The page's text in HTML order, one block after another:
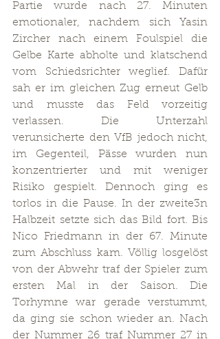
Partie wurde nach 27. Minuten
emotionaler, nachdem sich Yasin
Zircher nach einem Foulspiel die
Gelbe Karte abholte und klatschend
vom Schiedsrichter weglief. Dafür
sah er im gleichen Zug erneut Gelb
und musste das Feld vorzeitig
verlassen. Die Unterzahl
verunsicherte den VfB jedoch nicht,
im Gegenteil, Pässe wurden nun
konzentrierter und mit weniger
Risiko gespielt. Dennoch ging es
torlos in die Pause. In der zweite3n
Halbzeit setzte sich das Bild fort. Bis
Nico Friedmann in der 67. Minute
zum Abschluss kam. Völlig losgelöst
von der Abwehr traf der Spieler zum
ersten Mal in der Saison. Die
Torhymne war gerade verstummt,
da ging sie schon wieder an. Nach
der Nummer 26 traf Nummer 27 in